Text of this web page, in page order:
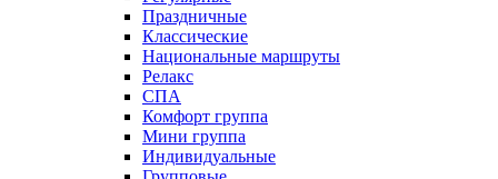
Праздничные
Классические
Национальные маршруты
Релакс
СПА
Комфорт группа
Мини группа
Индивидуальные